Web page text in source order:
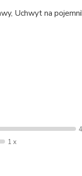
Uchwyt na
1 x